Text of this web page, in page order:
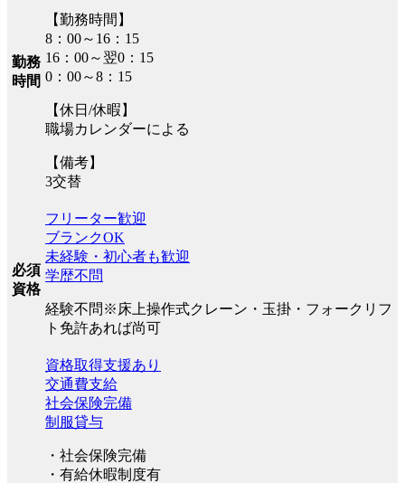
勤務
時間
【勤務時間】
8：00～16：15
16：00～翌0：15
0：00～8：15
【休日/休暇】
職場カレンダーによる
【備考】
3交替
必須
資格
フリーター歓迎
ブランクOK
未経験・初心者も歓迎
学歴不問
経験不問※床上操作式クレーン・玉掛・フォークリフ
ト免許あれば尚可
資格取得支援あり
交通費支給
社会保険完備
制服貸与
・社会保険完備
・有給休暇制度有